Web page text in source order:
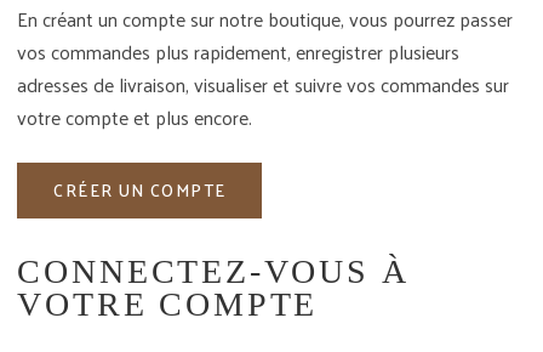
En créant un compte sur notre boutique, vous pourrez passer
vos commandes plus rapidement, enregistrer plusieurs
adresses de livraison, visualiser et suivre vos commandes sur
votre compte et plus encore.
CRÉER UN COMPTE
CONNECTEZ-VOUS À
VOTRE COMPTE